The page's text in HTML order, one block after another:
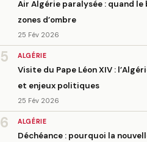
Air Algérie paralysée : quand
zones d’ombre
25 Fév 2026
5 ALGÉRIE
Visite du Pape Léon XIV :
et enjeux politiques
25 Fév 2026
6 ALGÉRIE
Déchéance : pourquoi la